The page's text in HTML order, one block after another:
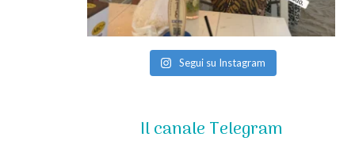
Segui su Instagram
Il canale Telegram